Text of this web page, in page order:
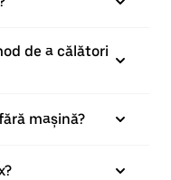
de a călători
mașină?